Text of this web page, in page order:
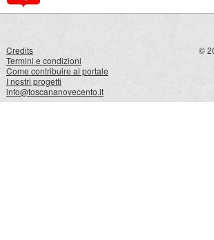
Credits
Termini e condizioni
Come contribuire al portale
I nostri progetti
info@toscananovecento.it
©